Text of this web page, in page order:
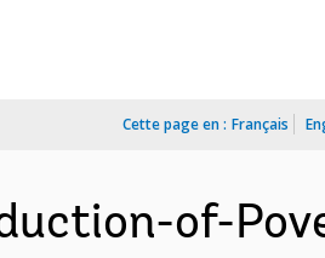
Cette page en : Français
of-